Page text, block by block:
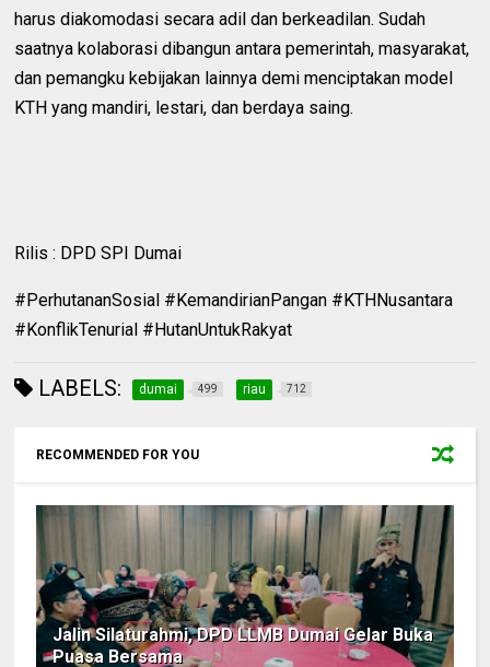
harus diakomodasi secara adil dan berkeadilan. Sudah
saatnya kolaborasi dibangun antara pemerintah, masyarakat,
dan pemangku kebijakan lainnya demi menciptakan model
KTH yang mandiri, lestari, dan berdaya saing.
Rilis : DPD SPI Dumai
#PerhutananSosial #KemandirianPangan #KTHNusantara
#KonflikTenurial #HutanUntukRakyat
LABELS: dumai 499 riau 712
RECOMMENDED FOR YOU
Jalin Silaturahmi, DPD LLMB Dumai Gelar Buka
Puasa Bersama